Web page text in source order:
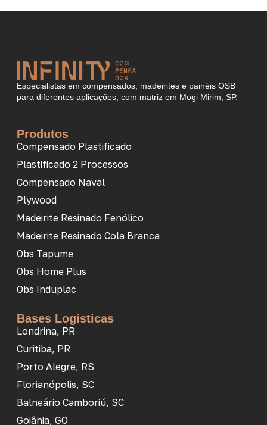
Especialistas em compensados, madeirites e painéis OSB
para diferentes aplicações, com matriz em Mogi Mirim, SP.
Produtos
Compensado Plastificado
Plastificado 2 Processos
Compensado Naval
Plywood
Madeirite Resinado Fenólico
Madeirite Resinado Cola Branca
Obs Tapume
Obs Home Plus
Obs Induplac
Bases Logísticas
Londrina, PR
Curitiba, PR
Porto Alegre, RS
Florianópolis, SC
Balneário Camboriú, SC
Goiânia, GO